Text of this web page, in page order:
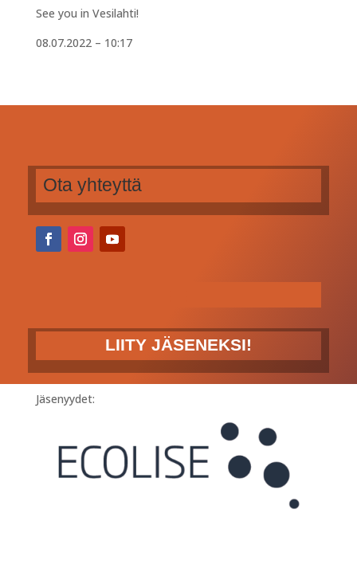
See you in Vesilahti!
08.07.2022 – 10:17
Ota yhteyttä
LIITY JÄSENEKSI!
Jäsenyydet: